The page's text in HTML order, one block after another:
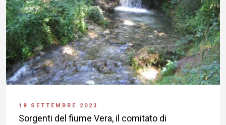
18 SETTEMBRE 2023
Sorgenti del fiume Vera, il comitato di